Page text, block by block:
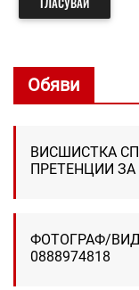
Обяви
ВИСШИСТКА
ПРЕТЕНЦИИ ЗА
ФОТОГРАФ/
0888974818